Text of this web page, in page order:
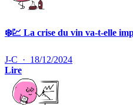
❄️💹 La crise du vin va-t-elle
J-C · 18/12/2024
Lire